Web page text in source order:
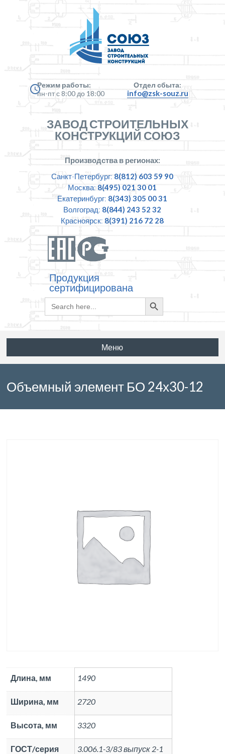
Режим работы:
пн-пт с 8:00 до 18:00
Отдел сбыта:
info@zsk-souz.ru
ЗАВОД СТРОИТЕЛЬНЫХ
КОНСТРУКЦИЙ СОЮЗ
Производства в регионах:
Санкт-Петербург: 8(812) 603 59 90
Москва: 8(495) 021 30 01
Екатеринбург: 8(343) 305 00 31
Волгоград: 8(844) 243 52 32
Красноярск: 8(391) 216 72 28
Продукция
сертифицирована
Search
for:
Search
Button
Меню
Объемный элемент БО 24х30-12
Длина, мм 1490
Ширина, мм 2720
Высота, мм 3320
ГОСТ/серия 3.006.1-3/83 выпуск 2-1